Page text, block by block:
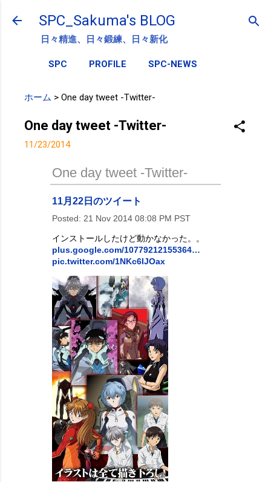
スキップしてメイン コンテンツに移動
SPC_Sakuma's BLOG
日々精進、日々鍛練、日々新化
SPC PROFILE SPC-NEWS
ホーム > One day tweet -Twitter-
One day tweet -Twitter-
11/23/2014
One day tweet -Twitter-
11月22日のツイート
Posted: 21 Nov 2014 08:08 PM PST
インストールしたけど動かなかった。。
plus.google.com/10779212155364…
pic.twitter.com/1NKc6IJOax